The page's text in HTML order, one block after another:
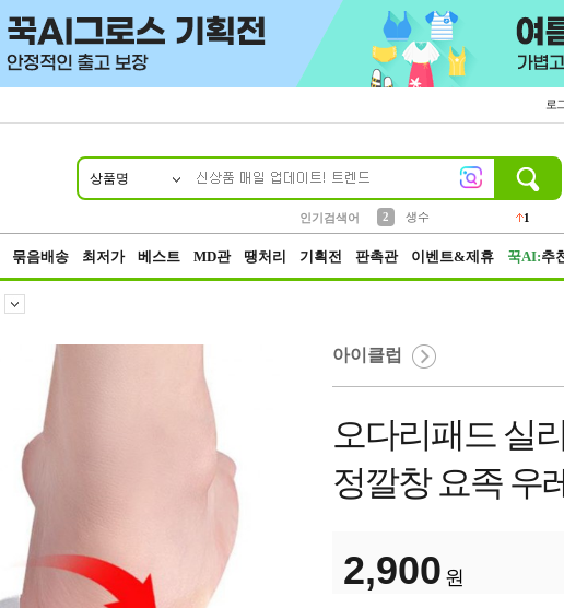
로
상품명
인기검색어
2
생수
1
묶음배송 최저가 베스트 MD관 땡처리 기획전 판촉관 이벤트&제휴 꾹AI:추
아이클럽
오다리패드 실
정깔창 요족 우
2,900 원